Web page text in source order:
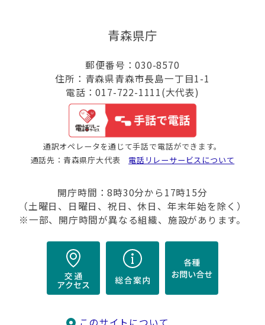
青森県庁
郵便番号：030-8570
住所：青森県青森市長島一丁目1-1
電話：017-722-1111(大代表)
通訳オペレータを通じて手話で電話ができます。
通話先：青森県庁大代表 電話リレーサービスについて
開庁時間：8時30分から17時15分
（土曜日、日曜日、祝日、休日、年末年始を除く）
※一部、開庁時間が異なる組織、施設があります。